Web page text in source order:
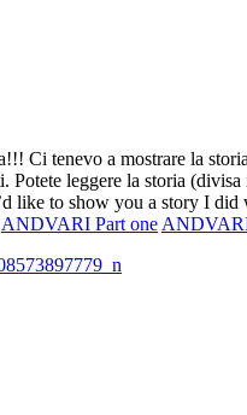
Ci tenevo a mostrare la
Potete leggere la storia
like to show you a story I
ANDVARI Part one